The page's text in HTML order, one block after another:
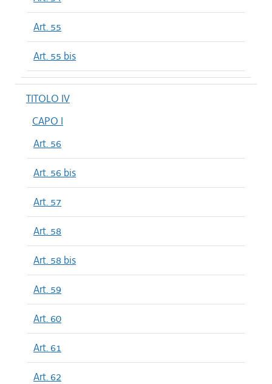
Art. 55
Art. 55 bis
TITOLO IV
CAPO I
Art. 56
Art. 56 bis
Art. 57
Art. 58
Art. 58 bis
Art. 59
Art. 60
Art. 61
Art. 62